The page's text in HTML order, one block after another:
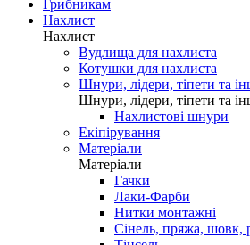
Грибникам
Нахлист
Нахлист
Вудлища для нахлиста
Котушки для нахлиста
Шнури, лідери, тіпети та
Шнури, лідери, тіпети та
Нахлистові шнури
Екіпірування
Матеріали
Матеріали
Гачки
Лаки-Фарби
Нитки монтажні
Сінель, пряжа, шовк,